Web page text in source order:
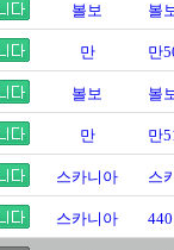
볼보 볼
만 만
볼보 볼
만 만
스카니아 스
스카니아